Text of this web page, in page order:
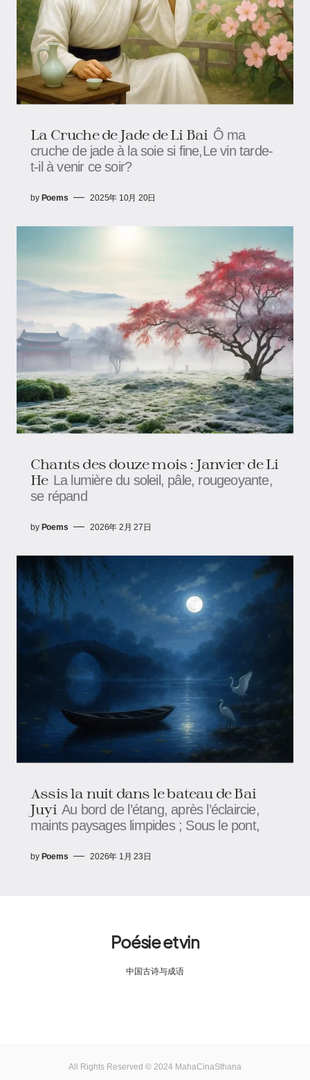
La Cruche de Jade de Li Bai Ô ma
cruche de jade à la soie si fine,Le vin tarde-
t-il à venir ce soir?
by Poems 2025年 10月 20日
Chants des douze mois : Janvier de Li
He La lumière du soleil, pâle, rougeoyante,
se répand
by Poems 2026年 2月 27日
Assis la nuit dans le bateau de Bai
Juyi Au bord de l’étang, après l’éclaircie,
maints paysages limpides ; Sous le pont,
by Poems 2026年 1月 23日
Poésie et vin
中国古诗与成语
All Rights Reserved © 2024 MahaCinaSthana